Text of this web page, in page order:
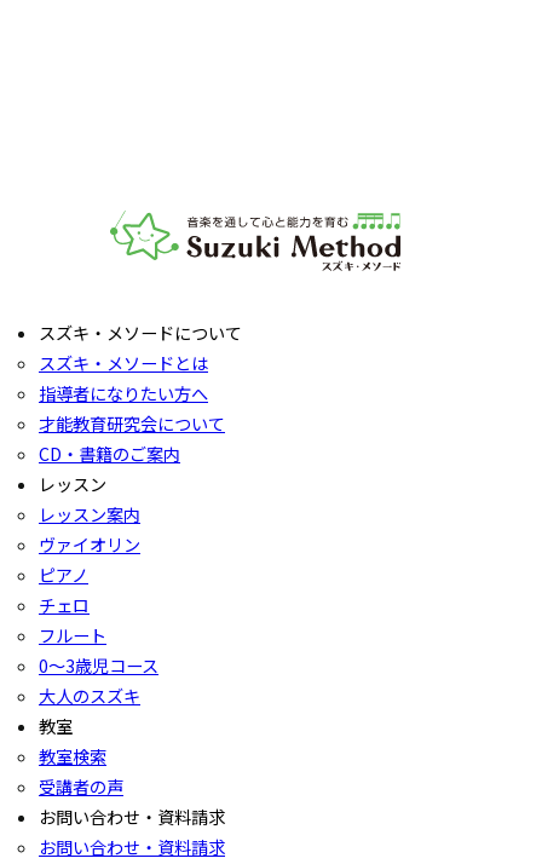
音楽教室スズキ・メソード | 公益社団法人才能教育研究
スズキ・メソードについて
スズキ・メソードとは
指導者になりたい方へ
才能教育研究会について
CD・書籍のご案内
レッスン
レッスン案内
ヴァイオリン
ピアノ
チェロ
フルート
0〜3歳児コース
大人のスズキ
教室
教室検索
受講者の声
お問い合わせ・資料請求
お問い合わせ・資料請求